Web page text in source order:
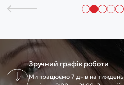
Зручний графік роботи
Ми працюємо 7 днів на тиждень